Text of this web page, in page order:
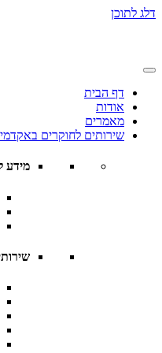
דלג לתוכן
דף הבית
אודות
מאמרים
שירותים לחוקרים
מידע